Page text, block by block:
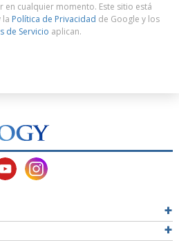
cualquier momento. Este sitio está
la Política de Privacidad de Google y los
de Servicio aplican.